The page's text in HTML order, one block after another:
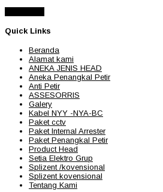
Quick Links
Beranda
Alamat kami
ANEKA JENIS HEAD
Aneka Penangkal Petir
Anti Petir
ASSESORRIS
Galery
Kabel NYY -NYA-BC
Paket cctv
Paket Internal Arrester
Paket Penangkal Petir
Product Head
Setia Elektro Grup
Splizent /kovensional
Splizent kovensional
Tentang Kami